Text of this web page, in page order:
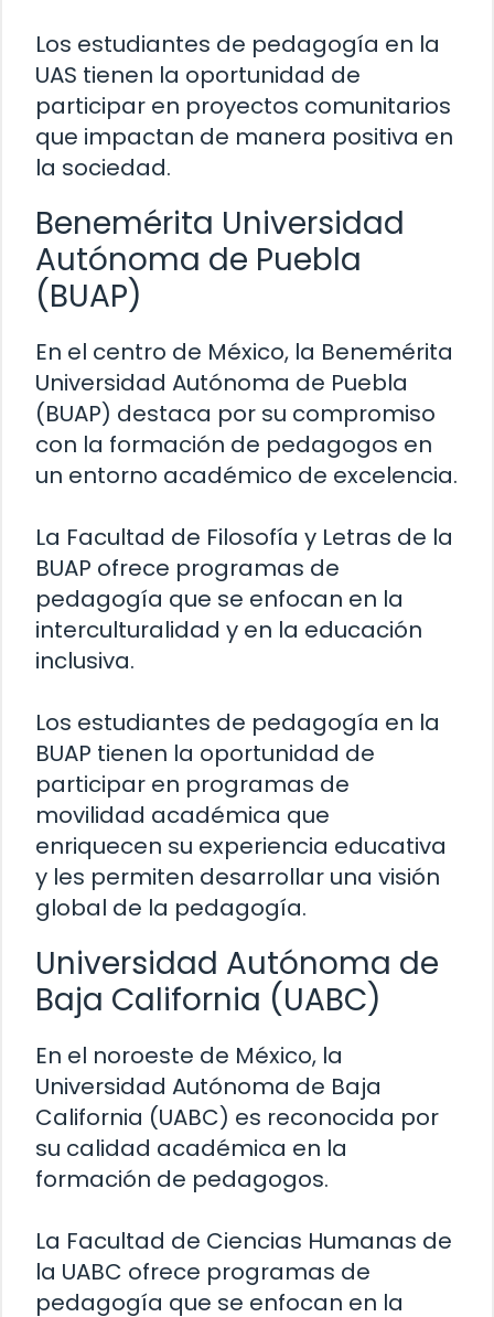
Los estudiantes de pedagogía en la
UAS tienen la oportunidad de
participar en proyectos comunitarios
que impactan de manera positiva en
la sociedad.
Benemérita Universidad
Autónoma de Puebla
(BUAP)
En el centro de México, la Benemérita
Universidad Autónoma de Puebla
(BUAP) destaca por su compromiso
con la formación de pedagogos en
un entorno académico de excelencia.
La Facultad de Filosofía y Letras de la
BUAP ofrece programas de
pedagogía que se enfocan en la
interculturalidad y en la educación
inclusiva.
Los estudiantes de pedagogía en la
BUAP tienen la oportunidad de
participar en programas de
movilidad académica que
enriquecen su experiencia educativa
y les permiten desarrollar una visión
global de la pedagogía.
Universidad Autónoma de
Baja California (UABC)
En el noroeste de México, la
Universidad Autónoma de Baja
California (UABC) es reconocida por
su calidad académica en la
formación de pedagogos.
La Facultad de Ciencias Humanas de
la UABC ofrece programas de
pedagogía que se enfocan en la